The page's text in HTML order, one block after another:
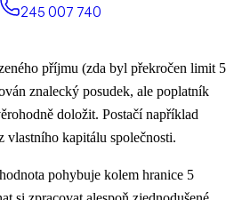
245 007 740
příjmu (zda byl překročen limit 5
znalecký posudek, ale poplatník
doložit. Postačí například
vlastního kapitálu společnosti.
pohybuje kolem hranice 5